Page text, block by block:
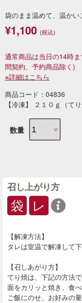
袋のまま温めて、温かい
¥1,100 (税込)
通常商品は当日の14時ま
間契約、予約商品除く)
※詳細はこちら
商品コード：04836
【冷凍】 ２１０ｇ（て
数量
召し上がり方
袋 レ
【解凍方法】
タレは室温で解凍して下
【召しあがり方】
てり焼は、下記の方法
面をカリッと焼き、食
ご飯にのせ、お好みの